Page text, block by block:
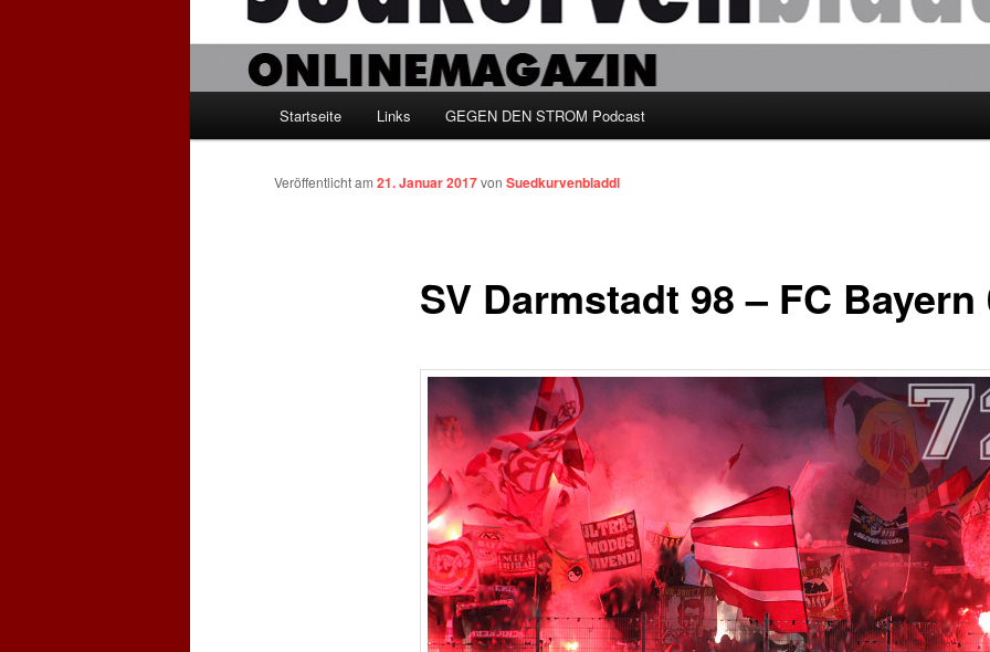
Startseite Links GEGEN DEN STROM Podcast
SV Darmstadt 98 – FC Bayern
Veröffentlicht am 21. Januar 2017von Suedkurvenbladdl